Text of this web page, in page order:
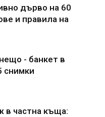
дърво на 60
и правила на
- банкет в
снимки
в частна къща: